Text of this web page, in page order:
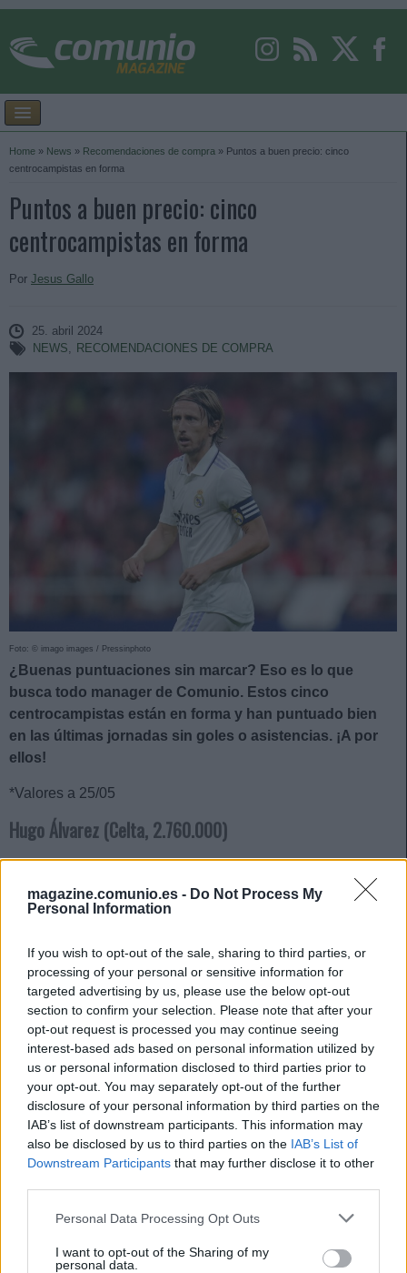
magazine.comunio.es - Do Not Process My
Personal Information
If you wish to opt-out of the sale, sharing to third parties, or
processing of your personal or sensitive information for
targeted advertising by us, please use the below opt-out
section to confirm your selection. Please note that after your
opt-out request is processed you may continue seeing
interest-based ads based on personal information utilized by
us or personal information disclosed to third parties prior to
your opt-out. You may separately opt-out of the further
disclosure of your personal information by third parties on the
IAB’s list of downstream participants. This information may
also be disclosed by us to third parties on the IAB’s List of
Downstream Participants that may further disclose it to other
Please note that this website/app uses one or more Google
not limited to your visit or usage behaviour. You may click to
Personal Data Processing Opt Outs
I want to opt-out of the Sharing of my
personal data.
Home » News » Recomendaciones de compra » Puntos a buen precio: cinco
centrocampistas en forma
Puntos a buen precio: cinco
centrocampistas en forma
Por Jesus Gallo
25. abril 2024
NEWS, RECOMENDACIONES DE COMPRA
Foto: © imago images / Pressinphoto
¿Buenas puntuaciones sin marcar? Eso es lo que
busca todo manager de Comunio. Estos cinco
centrocampistas están en forma y han puntuado bien
en las últimas jornadas sin goles o asistencias. ¡A por
ellos!
*Valores a 25/05
Hugo Álvarez (Celta, 2.760.000)
posición en Comunio en las últimas cuatro jornadas, en las
que ha sumado 32 puntos en total, no bajando en ninguna
demandados en el juego y su valor de mercado ha subido
en más de 1,5 millones en los últimos 14 días.
Álvarez está valorando bien en SofaScore gracias a sus
espectaculares estadísticas en pases clave, regates y
duelos ganados, sin necesidad de marcar goles o asistir.
Una auténtica ganga para Comunio.
Rubén Alcaraz (Cádiz, 4.180.000)
El Cádiz se jugará la permanencia en las últimas jornadas y
Comunio en sus últimos cinco partidos, con una media de 5
puntos sin marcar o haber asistido.